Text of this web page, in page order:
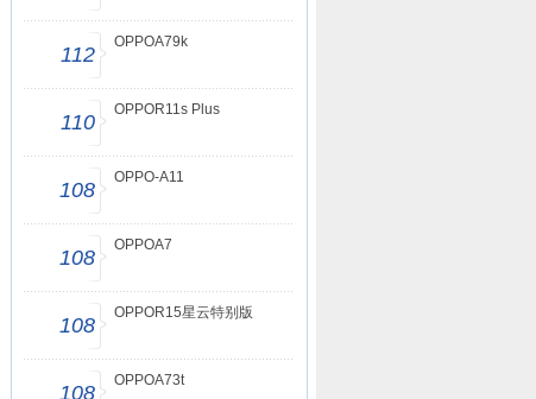
112
OPPOA79k
110
OPPOR11s Plus
108
OPPO-A11
108
OPPOA7
108
OPPOR15星云特别版
108
OPPOA73t